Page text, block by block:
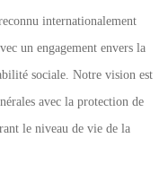
internationalement
un engagement envers la
sociale. Notre vision est
avec la protection de
le niveau de vie de la